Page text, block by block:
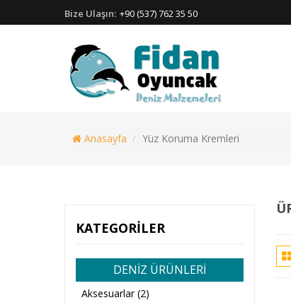
Bize Ulaşın: +90 (537) 762 35 50
Anasayfa Yüz Koruma Kremleri
KATEGORILER
DENİZ ÜRÜNLERİ
Aksesuarlar (2)